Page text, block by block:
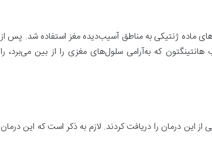
ماده ژنتیکی به مناطق آسیب‌دیده مغز استفاده شد. پس از
که به‌آرامی سلول‌های مغزی را از بین می‌برد، را
بالینی کوچک بود و فقط ۱۲ نفر دوز بالایی از این درمان را دریافت کردند. لازم به ذکر است که این درمان